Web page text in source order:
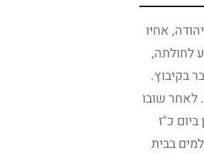
אחיו
לחולתה,
בקיבוץ.
לאחר שובו
כ"ז
בבית